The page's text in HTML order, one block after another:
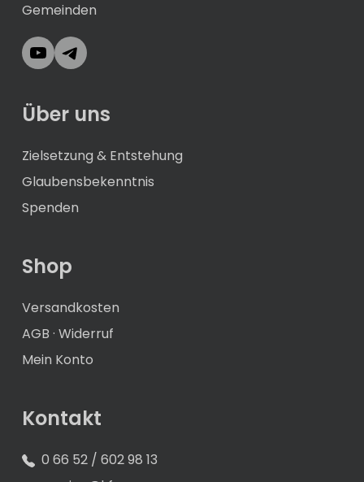
Gemeinden
YouTubeTelegram
Über uns
Zielsetzung & Entstehung
Glaubensbekenntnis
Spenden
Shop
Versandkosten
AGB · Widerruf
Mein Konto
Kontakt
0 66 52 / 602 98 13